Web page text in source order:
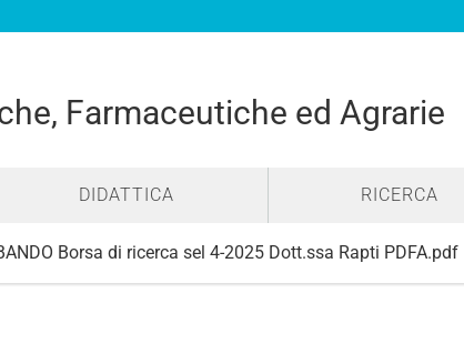
Farmaceutiche ed Agrarie
DIDATTICA RICERCA
Borsa di ricerca sel 4-2025 Dott.ssa Rapti PDFA.pdf